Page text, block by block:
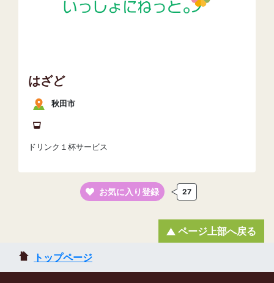
はざど
秋田市
ドリンク１杯サービス
お気に入り登録 27
トップページ
ページ上部へ戻る